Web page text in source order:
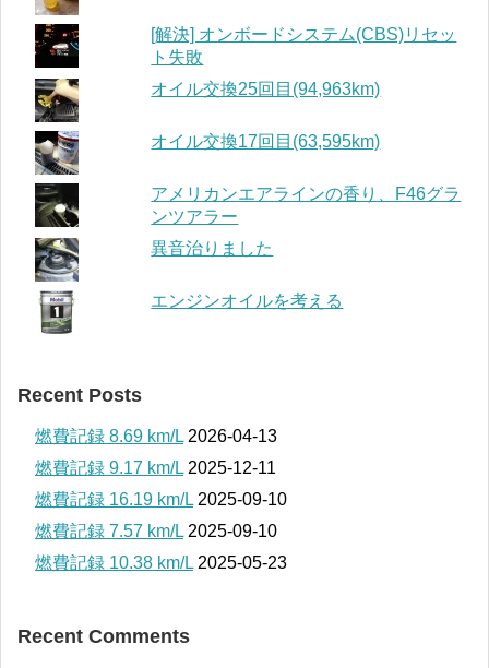
[解決] オンボードシステム(CBS)リセッ
ト失敗
オイル交換25回目(94,963km)
オイル交換17回目(63,595km)
アメリカンエアラインの香り、F46グラ
ンツアラー
異音治りました
エンジンオイルを考える
Recent Posts
燃費記録 8.69 km/L 2026-04-13
燃費記録 9.17 km/L 2025-12-11
燃費記録 16.19 km/L 2025-09-10
燃費記録 7.57 km/L 2025-09-10
燃費記録 10.38 km/L 2025-05-23
Recent Comments